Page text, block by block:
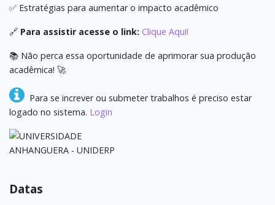
✅ Estratégias para aumentar o impacto acadêmico
🔗 Para assistir acesse o link: Clique Aqui!
📚 Não perca essa oportunidade de aprimorar sua produção
acadêmica! 🚀
Para se increver ou submeter trabalhos é preciso estar
logado no sistema. Login
Datas